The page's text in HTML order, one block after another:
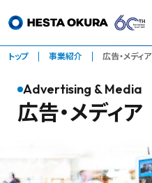
トップ 事業紹介 広告・メディア
Advertising & Media
広告・メディア